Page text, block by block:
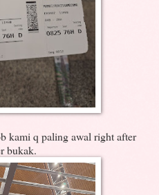
kami q paling awal right after
bukak.